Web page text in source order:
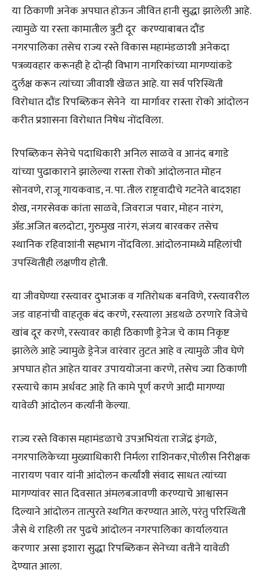
या ठिकाणी अनेक अपघात होऊन जीवित हानी सुद्धा झालेली आहे.
त्यामुळे या रस्ता कामातील त्रुटी दूर करण्याबाबत दौंड
नगरपालिका तसेच राज्य रस्ते विकास महामंडळाशी अनेकदा
पत्रव्यवहार करूनही हे दोन्ही विभाग नागरिकांच्या मागण्यांकडे
दुर्लक्ष करून त्यांच्या जीवाशी खेळत आहे. या सर्व परिस्थिती
विरोधात दौंड रिपब्लिकन सेनेने या मार्गावर रास्ता रोको आंदोलन
करीत प्रशासना विरोधात निषेध नोंदविला.
रिपब्लिकन सेनेचे पदाधिकारी अनिल साळवे व आनंद बगाडे
यांच्या पुढाकाराने झालेल्या रास्ता रोको आंदोलनात मोहन
सोनवणे, राजू गायकवाड, न. पा. तील राष्ट्रवादीचे गटनेते बादशहा
शेख, नगरसेवक कांता साळवे, जिवराज पवार, मोहन नारंग,
ॲड.अजित बलदोटा, गुरुमुख नारंग, संजय बारवकर तसेच
स्थानिक रहिवाशांनी सहभाग नोंदविला. आंदोलनामध्ये महिलांची
उपस्थितीही लक्षणीय होती.
या जीवघेण्या रस्त्यावर दुभाजक व गतिरोधक बनविणे, रस्त्यावरील
जड वाहनांची वाहतूक बंद करणे, रस्त्याला अडथळे ठरणारे विजेचे
खांब दूर करणे, रस्त्यावर काही ठिकाणी ड्रेनेज चे काम निकृष्ट
झालेले आहे ज्यामुळे ड्रेनेज वारंवार तुटत आहे व त्यामुळे जीव घेणे
अपघात होत आहेत यावर उपाययोजना करणे, तसेच ज्या ठिकाणी
रस्त्याचे काम अर्धवट आहे ति कामे पूर्ण करणे आदी मागण्या
यावेळी आंदोलन कर्त्यांनी केल्या.
राज्य रस्ते विकास महामंडळाचे उपअभियंता राजेंद्र इंगळे,
नगरपालिकेच्या मुख्याधिकारी निर्मला राशिनकर,पोलीस निरीक्षक
नारायण पवार यांनी आंदोलन कर्त्यांशी संवाद साधत त्यांच्या
मागण्यांवर सात दिवसात अंमलबजावणी करण्याचे आश्वासन
दिल्याने आंदोलन तात्पुरते स्थगित करण्यात आले, परंतु परिस्थिती
जैसे थे राहिली तर पुढचे आंदोलन नगरपालिका कार्यालयात
करणार असा इशारा सुद्धा रिपब्लिकन सेनेच्या वतीने यावेळी
देण्यात आला.